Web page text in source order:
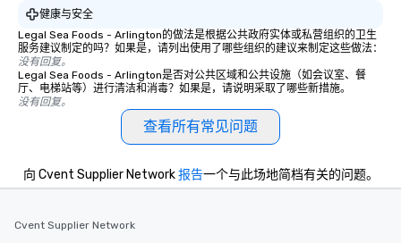
健康与安全
Legal Sea Foods - Arlington的做法是根据公共政府实体或私营组织的卫生
服务建议制定的吗？如果是，请列出使用了哪些组织的建议来制定这些做法：
没有回复。
Legal Sea Foods - Arlington是否对公共区域和公共设施（如会议室、餐
厅、电梯站等）进行清洁和消毒？如果是，请说明采取了哪些新措施。
没有回复。
查看所有常见问题
向 Cvent Supplier Network报告一个与此场地简档有关的问题。
Cvent Supplier Network